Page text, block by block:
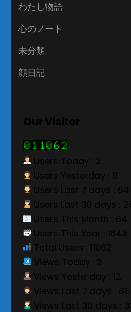
わたし物語
心のノート
未分類
顔日記
Our Visitor
Users Today : 2
Users Yesterday : 9
Users Last 7 days : 64
Users Last 30 days :
Users This Month : 64
Users This Year : 1643
Total Users : 11062
Views Today : 2
Views Yesterday : 12
Views Last 7 days : 85
Views Last 30 days :